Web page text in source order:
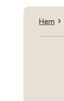
Hem